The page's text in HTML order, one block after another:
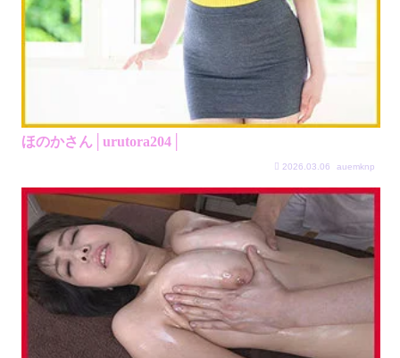
ほのかさん│urutora204│
2026.03.06 auemknp